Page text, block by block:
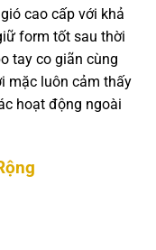
cao cấp với khả
form tốt sau thời
tay co giãn cùng
mặc luôn cảm thấy
hoạt động ngoài